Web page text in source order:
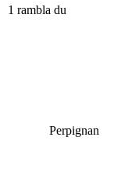
1 rambla du
Perpignan